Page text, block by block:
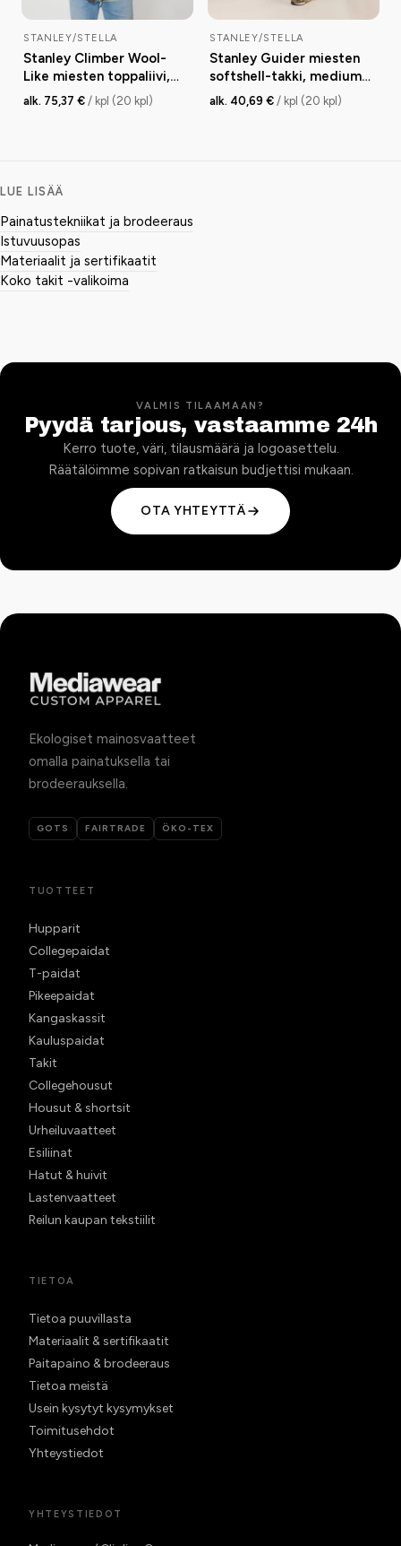
STANLEY/STELLA
Stanley Climber Wool-
Like miesten toppaliivi,
fitted, 140 g
alk. 75,37 € / kpl (20 kpl)
STANLEY/STELLA
Stanley Guider miesten
softshell-takki, medium
fit, 300 g
alk. 40,69 € / kpl (20 kpl)
LUE LISÄÄ
Painatustekniikat ja brodeeraus
Istuvuusopas
Materiaalit ja sertifikaatit
Koko takit -valikoima
VALMIS TILAAMAAN?
Pyydä tarjous, vastaamme 24h
Kerro tuote, väri, tilausmäärä ja logoasettelu.
Räätälöimme sopivan ratkaisun budjettisi mukaan.
OTA YHTEYTTÄ
Ekologiset mainosvaatteet
omalla painatuksella tai
brodeerauksella.
GOTS FAIRTRADE ÖKO-TEX
TUOTTEET
Hupparit
Collegepaidat
T-paidat
Pikeepaidat
Kangaskassit
Kauluspaidat
Takit
Collegehousut
Housut & shortsit
Urheiluvaatteet
Esiliinat
Hatut & huivit
Lastenvaatteet
Reilun kaupan tekstiilit
TIETOA
Tietoa puuvillasta
Materiaalit & sertifikaatit
Paitapaino & brodeeraus
Tietoa meistä
Usein kysytyt kysymykset
Toimitusehdot
Yhteystiedot
YHTEYSTIEDOT